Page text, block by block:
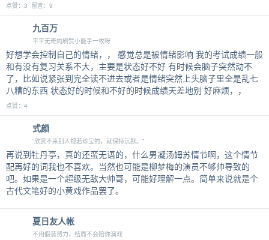
点赞：3 留言：9
九百万
平平无奇的刷赞小能手一枚呀
好想学会控制自己的情绪，， 感觉总是被情绪影响 我的考试成绩一般
和有没有复习关系不大，主要是状态好不好 有时候会脑子突然动不
了，比如说紧张到完全读不进去或者是情绪突然上头脑子里全是乱七
八糟的东西 状态好的时候和不好的时候成绩天差地别 好麻烦，，
点赞：4
式颜
“欣赏不来别人视若珍宝的，就保持沉默。”
再说到牡丹亭，真的还蛮无语的，什么男凝汤姆苏情节啊，这个情节
配再好的词我也不喜欢。当然也可能是柳梦梅的演员不够帅导致的
吧。如果是一个超级无敌大帅哥，可能好理解一点。简单来说就是个
古代文笔好的小黄戏作品罢了。
夏日友人帐
不用假装努力，结局不会陪你演戏